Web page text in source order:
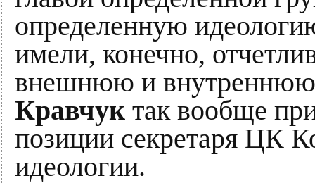
определенную
имели, конечно,
внешнюю и
Кравчук так вообще
позиции секретаря ЦК
идеологии.